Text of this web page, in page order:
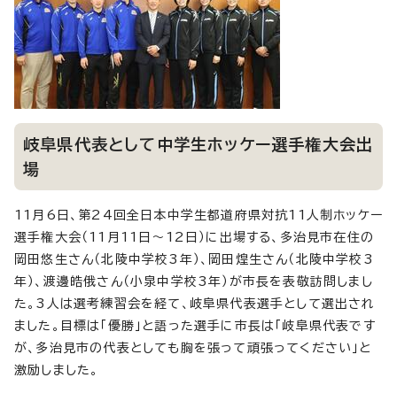
岐阜県代表として中学生ホッケー選手権大会出
場
11月6日、第24回全日本中学生都道府県対抗11人制ホッケー
選手権大会（11月11日～12日）に出場する、多治見市在住の
岡田悠生さん（北陵中学校3年）、岡田煌生さん（北陵中学校3
年）、渡邊皓俄さん（小泉中学校3年）が市長を表敬訪問しまし
た。3人は選考練習会を経て、岐阜県代表選手として選出され
ました。目標は「優勝」と語った選手に市長は「岐阜県代表です
が、多治見市の代表としても胸を張って頑張ってください」と
激励しました。